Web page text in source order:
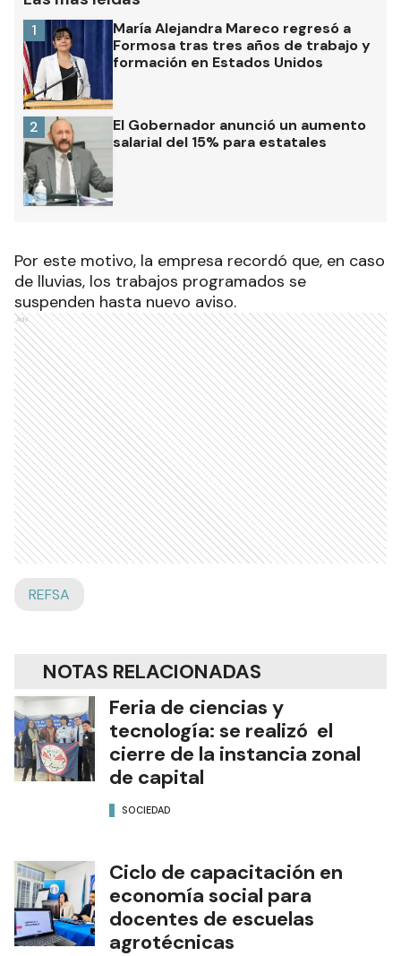
María Alejandra Mareco regresó a
Formosa tras tres años de trabajo y
formación en Estados Unidos
1
El Gobernador anunció un aumento
salarial del 15% para estatales
2
Por este motivo, la empresa recordó que, en caso
de lluvias, los trabajos programados se
suspenden hasta nuevo aviso.
Ads
REFSA
NOTAS RELACIONADAS
Feria de ciencias y
tecnología: se realizó el
cierre de la instancia zonal
de capital
SOCIEDAD
Ciclo de capacitación en
economía social para
docentes de escuelas
agrotécnicas